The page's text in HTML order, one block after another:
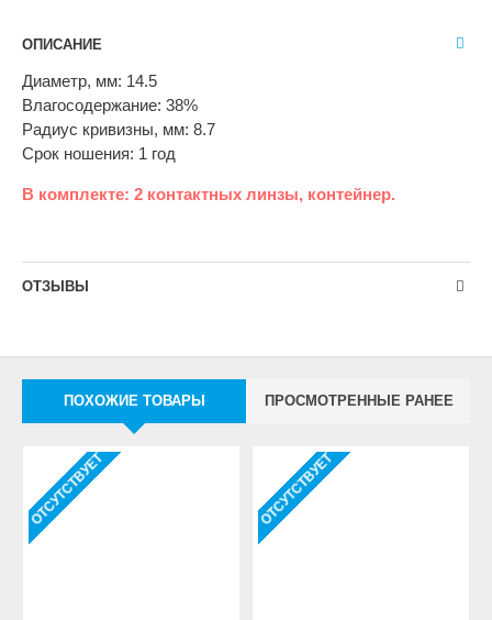
ОПИСАНИЕ
Диаметр, мм: 14.5
Влагосодержание: 38%
Радиус кривизны, мм: 8.7
Cрок ношения: 1 год
В комплекте: 2 контактных линзы, контейнер.
ОТЗЫВЫ
ПОХОЖИЕ ТОВАРЫ ПРОСМОТРЕННЫЕ РАНЕЕ
ОТСУТСТВУЕТ ОТСУТСТВУЕТ